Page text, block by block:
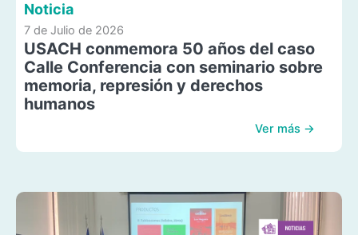
Noticia
7 de Julio de 2026
USACH conmemora 50 años del caso
Calle Conferencia con seminario sobre
memoria, represión y derechos
humanos
Ver más →